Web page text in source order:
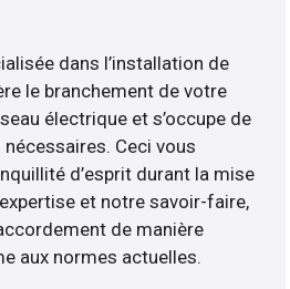
dans l’installation de
le branchement de votre
électrique et s’occupe de
Ceci vous
d’esprit durant la mise
et notre savoir-faire,
de manière
aux normes actuelles.